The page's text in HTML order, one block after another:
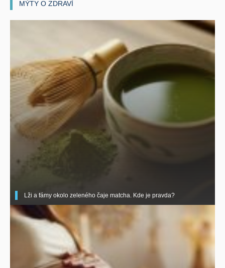
MÝTY O ZDRAVÍ
Lži a fámy okolo zeleného čaje matcha. Kde je pravda?